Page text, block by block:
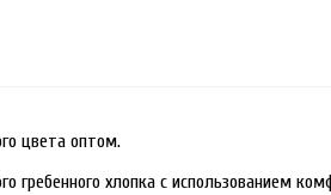
цвета оптом.
гребенного хлопка с использованием